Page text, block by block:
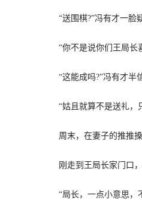
“送围棋?”冯有才一脸疑
“你不是说你们王局长喜
“这能成吗?”冯有才半信
“姑且就算不是送礼，只
周末，在妻子的推推搡
刚走到王局长家门口，
“局长，一点小意思，